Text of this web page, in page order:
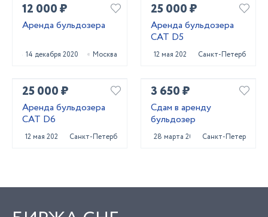
12 000 ₽
Аренда бульдозера
14 декабря 2020 Москва
25 000 ₽
Аренда бульдозера
CAT D5
12 мая 2022 Санкт-Петербург
25 000 ₽
Аренда бульдозера
CAT D6
12 мая 2022 Санкт-Петербург
3 650 ₽
Сдам в аренду
бульдозер
28 марта 2023 Санкт-Петербург